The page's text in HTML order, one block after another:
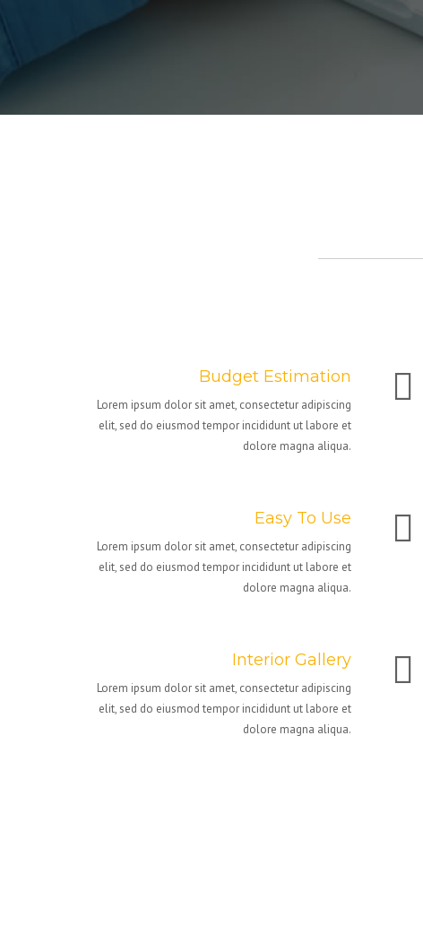
Budget Estimation
Lorem ipsum dolor sit amet, consectetur adipiscing
elit, sed do eiusmod tempor incididunt ut labore et
dolore magna aliqua.
Easy To Use
Lorem ipsum dolor sit amet, consectetur adipiscing
elit, sed do eiusmod tempor incididunt ut labore et
dolore magna aliqua.
Interior Gallery
Lorem ipsum dolor sit amet, consectetur adipiscing
elit, sed do eiusmod tempor incididunt ut labore et
dolore magna aliqua.